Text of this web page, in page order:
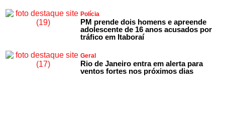
Polícia
PM prende dois homens e apreende
adolescente de 16 anos acusados por
tráfico em Itaboraí
Geral
Rio de Janeiro entra em alerta para
ventos fortes nos próximos dias